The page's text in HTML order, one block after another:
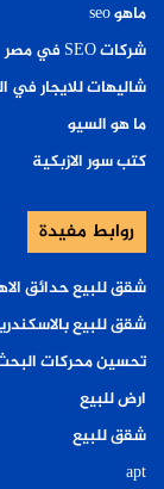
ماهو seo
شركات SEO في مصر
شاليهات للايجار في
ما هو السيو
كتب سور الازبكية
روابط مفيدة
شقق للبيع حدائق
شقق للبيع
تحسين محركات
ارض للبيع
شقق للبيع
apt